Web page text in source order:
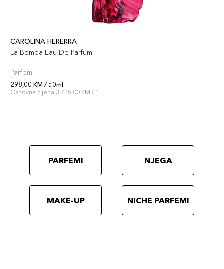
CAROLINA HERERRA
La Bomba Eau De Parfum
Parfem
298,00 KM / 50ml
Osnovna cijena 3.725,00 KM / 1 l
PARFEMI NJEGA
MAKE-UP NICHE PARFEMI